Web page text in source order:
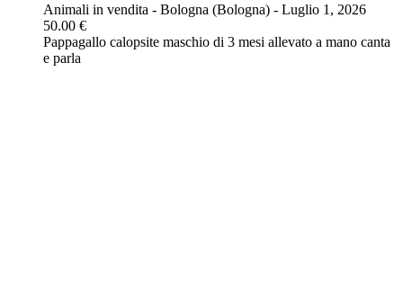
Animali in vendita - Bologna (Bologna) - Luglio 1, 2026
50.00 €
Pappagallo calopsite maschio di 3 mesi allevato a mano canta
e parla